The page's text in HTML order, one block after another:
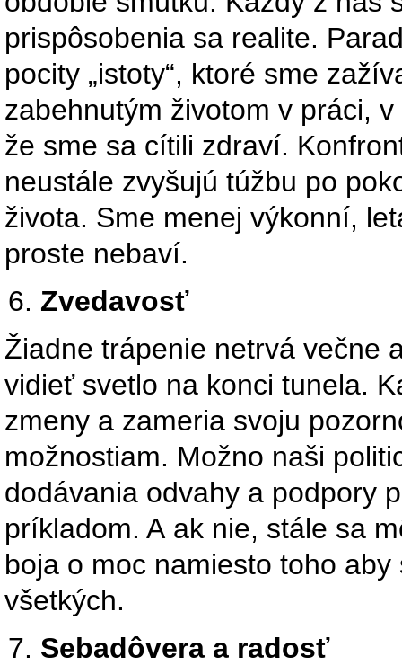
prispôsobenia sa realite.
pocity „istoty“, ktoré sme
zabehnutým životom v práci,
že sme sa cítili zdraví.
neustále zvyšujú túžbu po
života. Sme menej výkonní,
proste nebaví.
Zvedavosť
Žiadne trápenie netrvá večne
vidieť svetlo na konci tunela.
zmeny a zameria svoju
možnostiam. Možno naši
dodávania odvahy a podpory
príkladom. A ak nie, stále sa
boja o moc namiesto toho
všetkých.
Sebadôvera a radosť